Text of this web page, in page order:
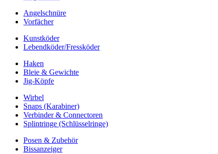
Angelschnüre
Vorfächer
Kunstköder
Lebendköder/Fressköder
Haken
Bleie & Gewichte
Jig-Köpfe
Wirbel
Snaps (Karabiner)
Verbinder & Connectoren
Splintringe (Schlüsselringe)
Posen & Zubehör
Bissanzeiger